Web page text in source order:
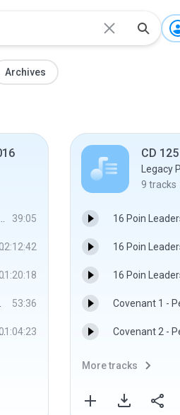
Archives
39:05
02:12:42
01:20:18
53:36
CD
Legacy P.
9 tracks
16 Poin Leadership Session 1A - Petrus Agung
16 Poin Leadership Session 1B - Petrus Agung
16 Poin Leadership Session 2 - Petrus Agung
Covenant 1 - Petrus Agung
Covenant 2 - Petrus Agung
More tracks